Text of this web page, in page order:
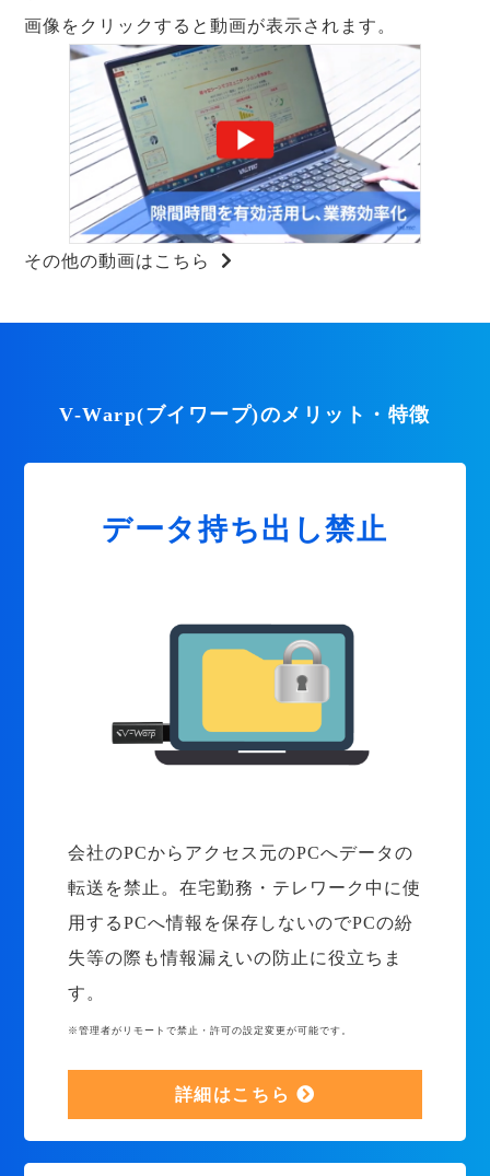
画像をクリックすると動画が表示されます。
その他の動画はこちら
V-Warp(ブイワープ)のメリット・特徴
データ持ち出し禁止
会社のPCからアクセス元のPCへデータの
転送を禁止。在宅勤務・テレワーク中に使
用するPCへ情報を保存しないのでPCの紛
失等の際も情報漏えいの防止に役立ちま
す。
※管理者がリモートで禁止・許可の設定変更が可能です。
詳細はこちら